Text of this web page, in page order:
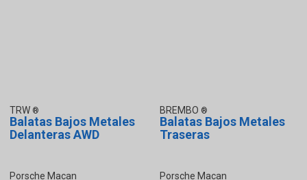
TRW
Balatas Bajos Metales
Delanteras AWD
Porsche Macan
BREMBO
Balatas Bajos Metales
Traseras
Porsche Macan